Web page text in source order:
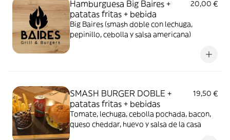
Hamburguesa Big Baires +
patatas fritas + bebida
20,00 €
Big Baires (smash doble con lechuga,
pepinillo, cebolla y salsa americana)
SMASH BURGER DOBLE +
patatas fritas + bebidas
19,50 €
Tomate, lechuga, cebolla pochada, bacon,
queso cheddar, huevo y salsa de la casa